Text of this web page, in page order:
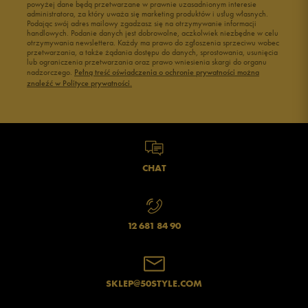
powyżej dane będą przetwarzane w prawnie uzasadnionym interesie
administratora, za który uważa się marketing produktów i usług własnych.
Podając swój adres mailowy zgadzasz się na otrzymywanie informacji
handlowych. Podanie danych jest dobrowolne, aczkolwiek niezbędne w celu
otrzymywania newslettera. Każdy ma prawo do zgłoszenia sprzeciwu wobec
przetwarzania, a także żądania dostępu do danych, sprostowania, usunięcia
lub ograniczenia przetwarzania oraz prawo wniesienia skargi do organu
nadzorczego. Pełną treść oświadczenia o ochronie prywatności można
znaleźć w Polityce prywatności.
CHAT
12 681 84 90
SKLEP@50STYLE.COM